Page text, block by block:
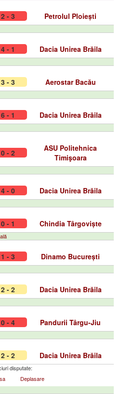
2 - 3 Petrolul Ploiești
4 - 1 Dacia Unirea Brăila
3 - 3 Aerostar Bacău
6 - 1 Dacia Unirea Brăila
0 - 2
ASU Politehnica
Timişoara
4 - 0 Dacia Unirea Brăila
0 - 1 Chindia Târgoviște
1 - 3 Dinamo București
2 - 2 Dacia Unirea Brăila
0 - 4 Pandurii Târgu-Jiu
2 - 2 Dacia Unirea Brăila
disputate:
Deplasare